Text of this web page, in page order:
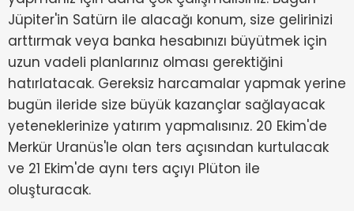
Jüpiter'in Satürn ile alacağı konum, size gelirinizi
arttırmak veya banka hesabınızı büyütmek için
uzun vadeli planlarınız olması gerektiğini
hatırlatacak. Gereksiz harcamalar yapmak yerine
bugün ileride size büyük kazançlar sağlayacak
yeteneklerinize yatırım yapmalısınız. 20 Ekim'de
Merkür Uranüs'le olan ters açısından kurtulacak
ve 21 Ekim'de aynı ters açıyı Plüton ile
oluşturacak.